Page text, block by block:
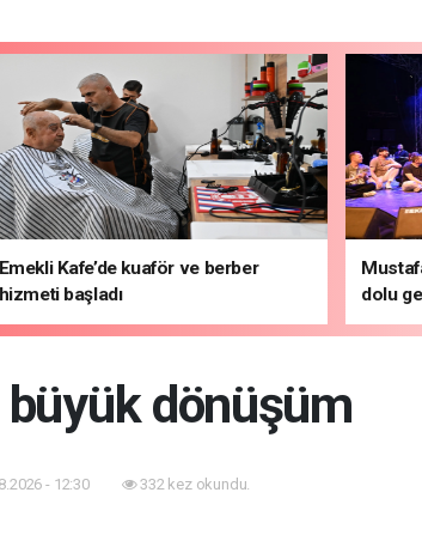
Emekli Kafe’de kuaför ve berber
hizmeti başladı
dolu
dönüşüm
- 12:30 332 kez okundu.